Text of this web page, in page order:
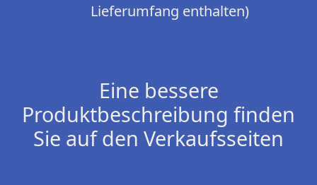
Lieferumfang enthalten)
Eine bessere
Produktbeschreibung finden
Sie auf den Verkaufsseiten